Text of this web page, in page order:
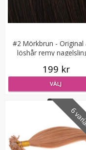
#2 Mörkbrun - Original
löshår remy
199 kr
VÄLJ
6